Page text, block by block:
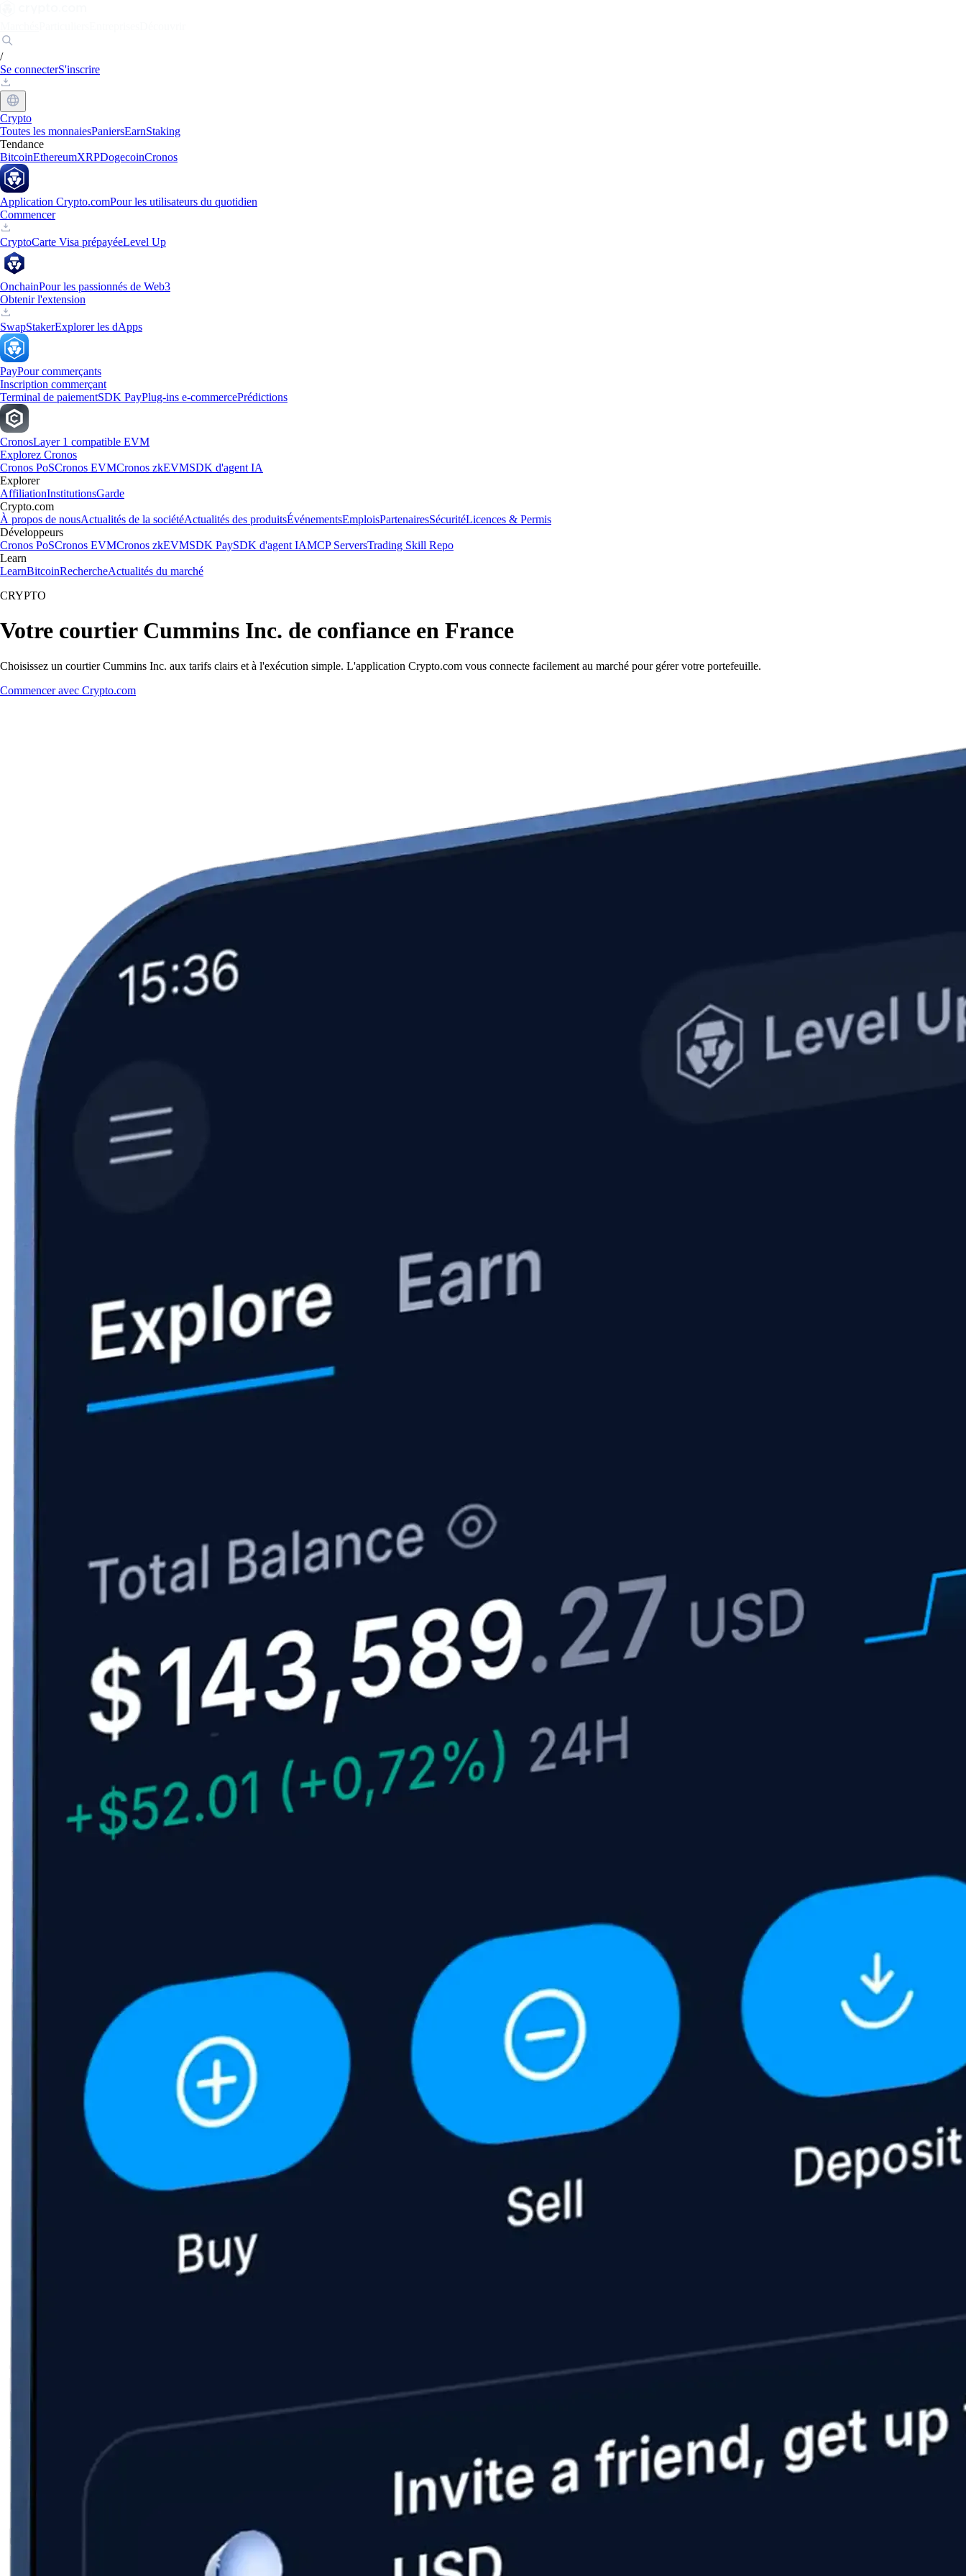
/
Se connecterS'inscrire
Crypto
Toutes les monnaiesPaniersEarnStaking
Tendance
BitcoinEthereumXRPDogecoinCronos
Application Crypto.comPour les utilisateurs du quotidien
Commencer
CryptoCarte Visa prépayéeLevel Up
OnchainPour les passionnés de Web3
Obtenir l'extension
SwapStakerExplorer les dApps
PayPour commerçants
Inscription commerçant
Terminal de paiementSDK PayPlug-ins e-commercePrédictions
CronosLayer 1 compatible EVM
Explorez Cronos
Cronos PoSCronos EVMCronos zkEVMSDK d'agent IA
Explorer
AffiliationInstitutionsGarde
Crypto.com
À propos de nousActualités de la sociétéActualités des produitsÉvénementsEmploisPartenairesSécuritéLicences & Permis
Développeurs
Cronos PoSCronos EVMCronos zkEVMSDK PaySDK d'agent IAMCP ServersTrading Skill Repo
Learn
LearnBitcoinRechercheActualités du marché
CRYPTO
Votre courtier Cummins Inc. de confiance en France
Choisissez un courtier Cummins Inc. aux tarifs clairs et à l'exécution simple. L'application Crypto.com vous connecte facilement au marché pour gérer votre portefeuille.
Commencer avec Crypto.com